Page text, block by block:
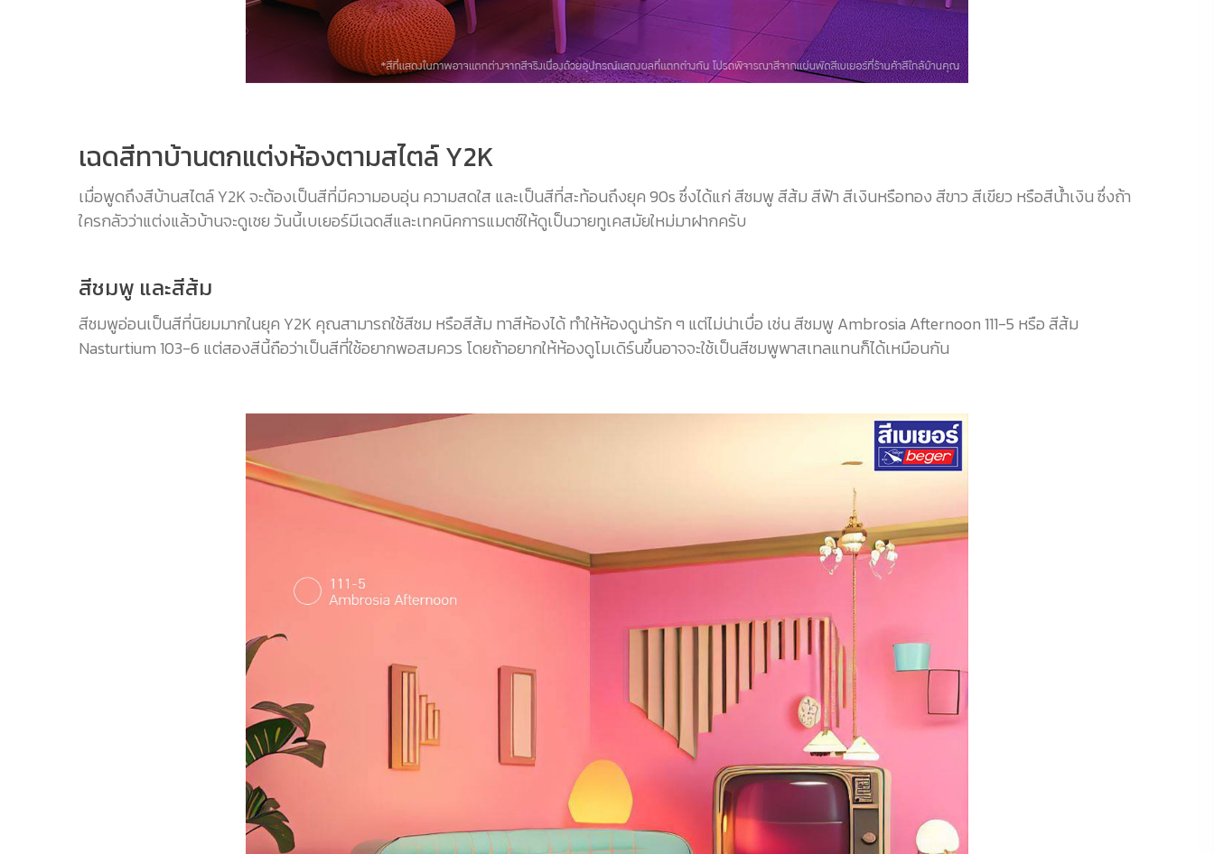
เฉดสีทาบ้านตกแต่งห้องตามสไตล์ Y2K
เมื่อพูดถึงสีบ้านสไตล์ Y2K จะต้องเป็นสีที่มีความอบอุ่น ความสดใส และเป็นสีที่สะท้อนถึงยุค 90s ซึ่งได้แก่ สีชมพู สีส้ม สีฟ้า สีเงินหรือทอง สีขาว สีเขียว หรือสีน้ำเงิน ซึ่งถ้า
ใครกลัวว่าแต่งแล้วบ้านจะดูเชย วันนี้เบเยอร์มีเฉดสีและเทคนิคการแมตช์ให้ดูเป็นวายทูเคสมัยใหม่มาฝากครับ
สีชมพู และสีส้ม
สีชมพูอ่อนเป็นสีที่นิยมมากในยุค Y2K คุณสามารถใช้สีชม หรือสีส้ม ทาสีห้องได้ ทำให้ห้องดูน่ารัก ๆ แต่ไม่น่าเบื่อ เช่น สีชมพู Ambrosia Afternoon 111-5 หรือ สีส้ม
Nasturtium 103-6 แต่สองสีนี้ถือว่าเป็นสีที่ใช้อยากพอสมควร โดยถ้าอยากให้ห้องดูโมเดิร์นขึ้นอาจจะใช้เป็นสีชมพูพาสเทลแทนก็ได้เหมือนกัน